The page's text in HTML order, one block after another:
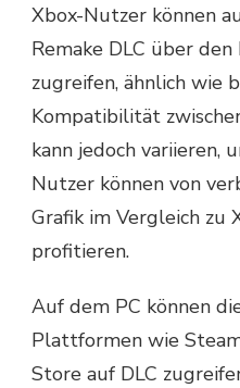
Xbox-Nutzer können
Remake DLC über
zugreifen, ähnlich wie
Kompatibilität
kann jedoch variieren,
Nutzer können von
Grafik im Vergleich zu
profitieren.
Auf dem PC können
Plattformen wie
Store auf DLC